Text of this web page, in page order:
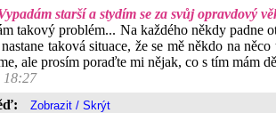
starší a stydím se za svůj opravdový
takový problém... Na každého někdy padne
taková situace, že se mě někdo na
ale prosím poraďte mi nějak, co s tím mám
18:27